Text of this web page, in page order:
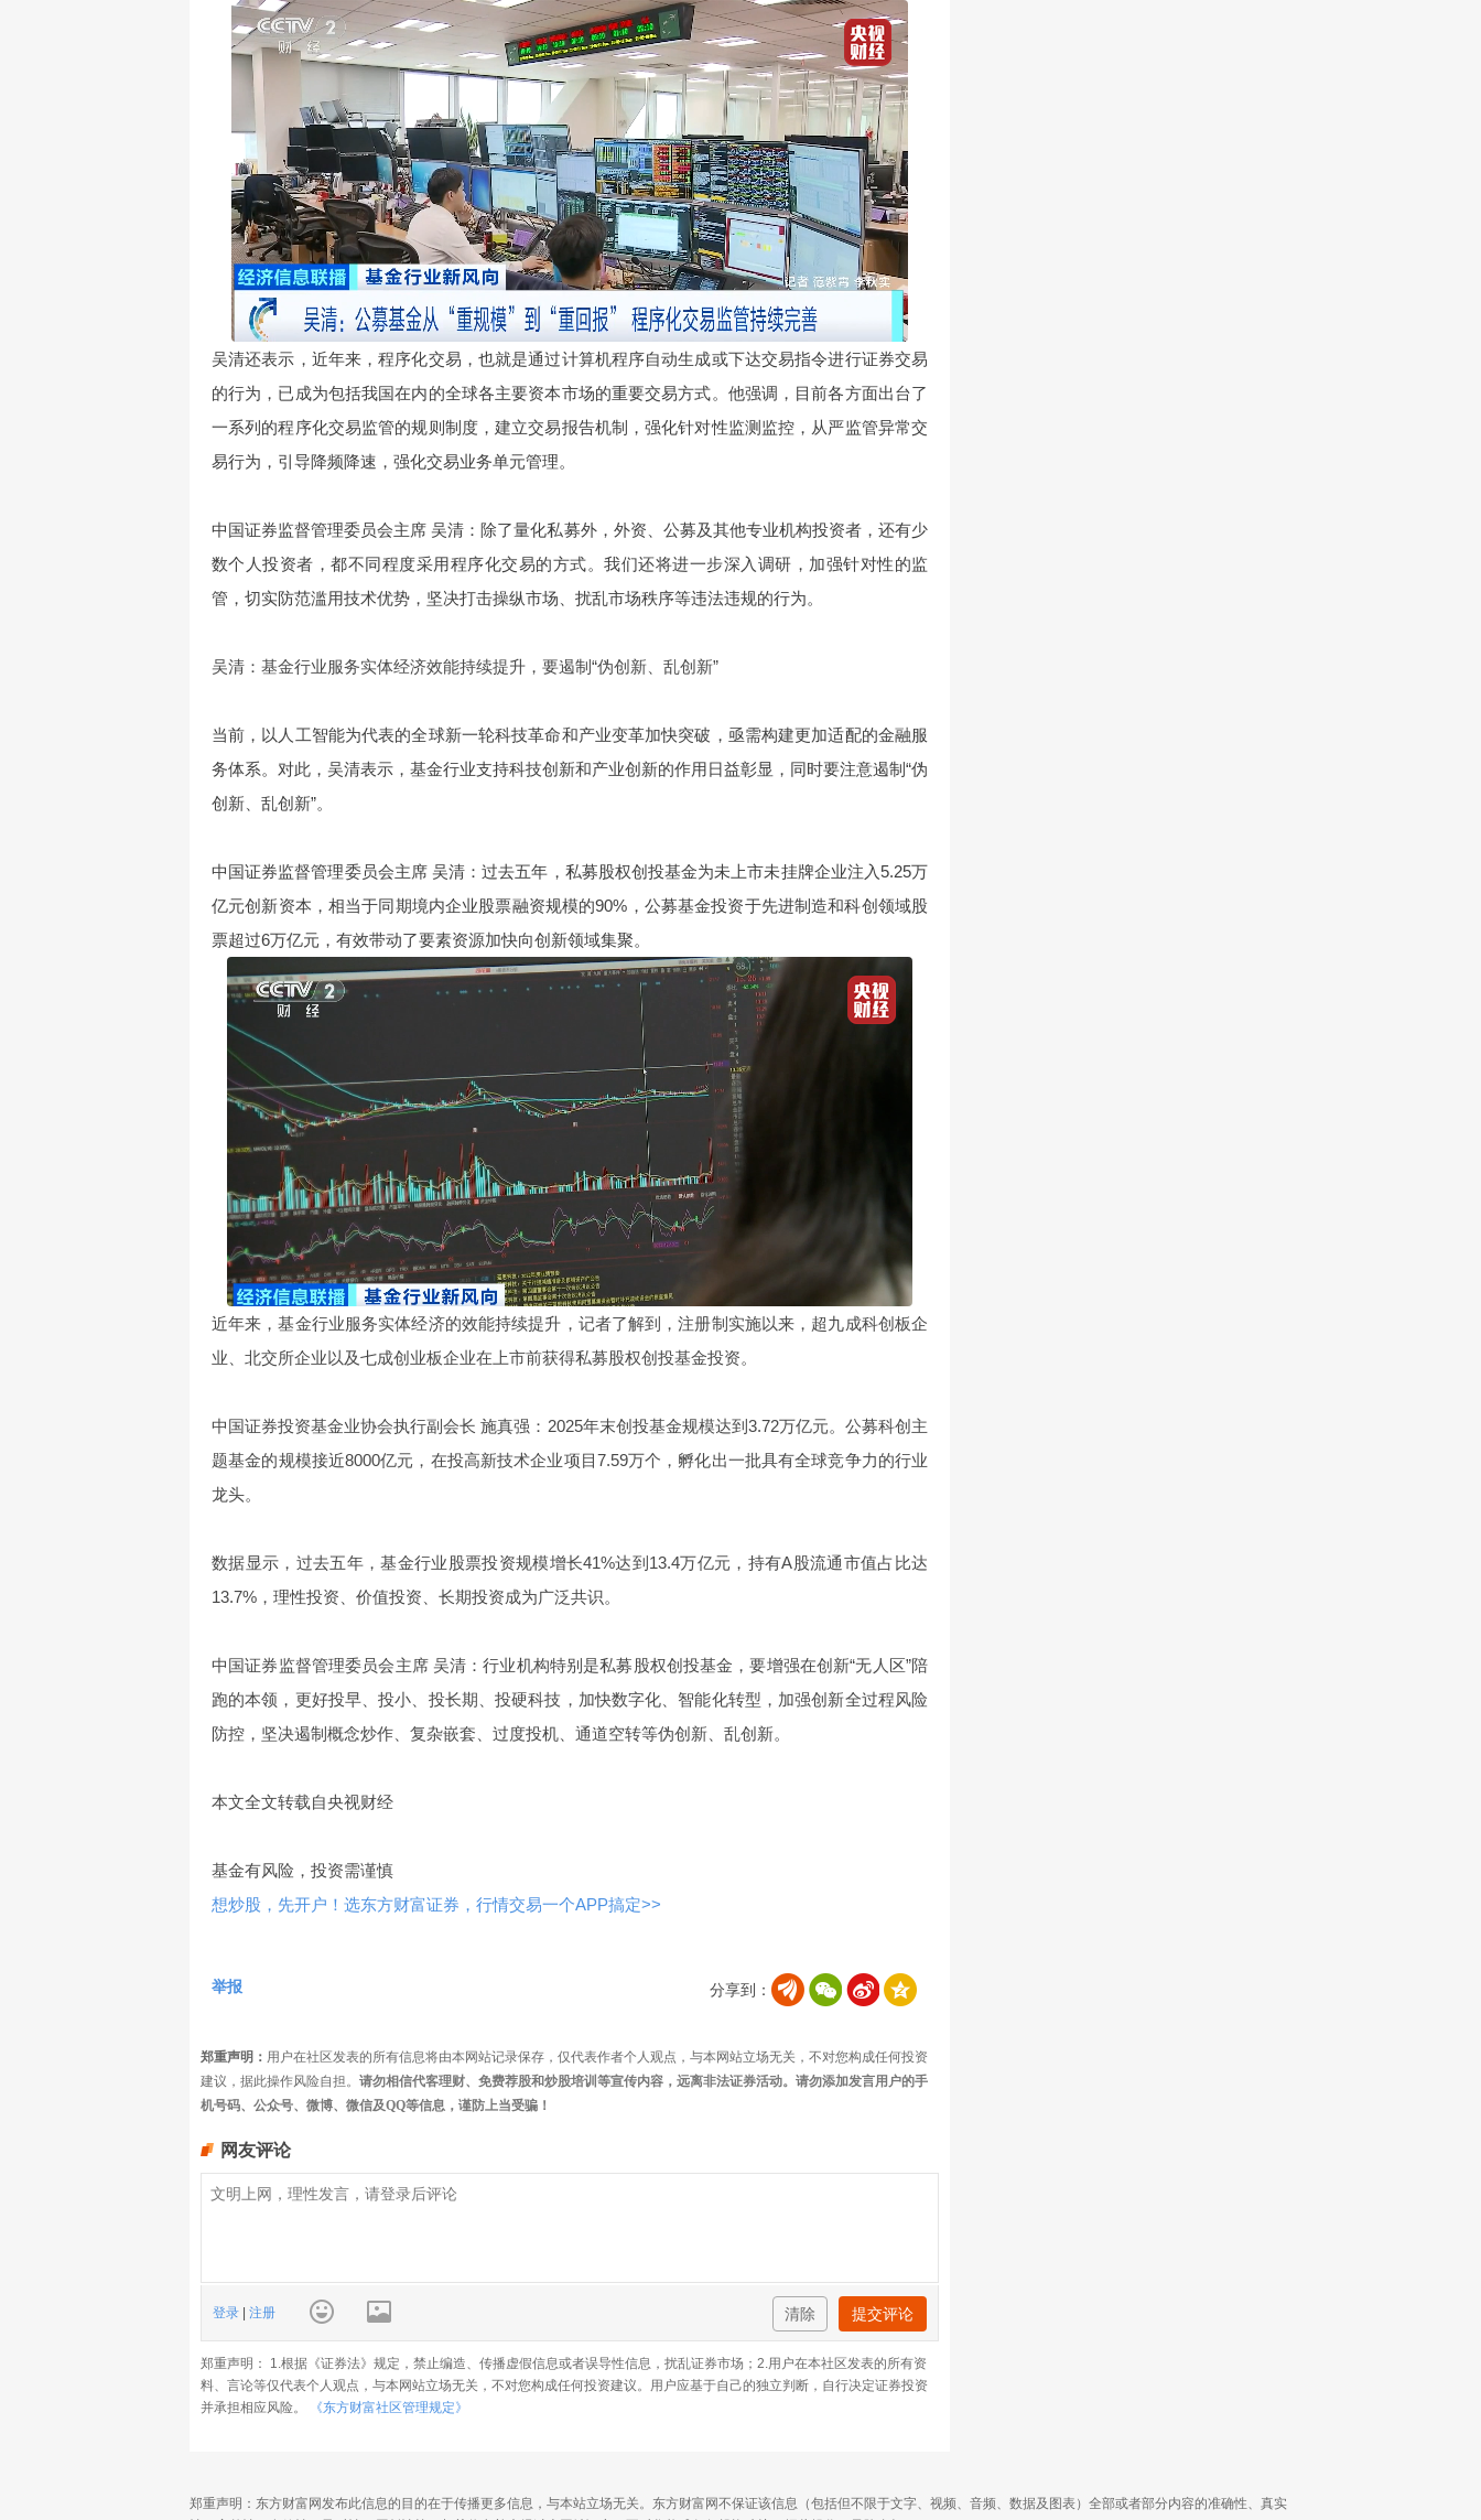
吴清还表示，近年来，程序化交易，也就是通过计算机程序自动生成或下达交易指令进行证券交易
的行为，已成为包括我国在内的全球各主要资本市场的重要交易方式。他强调，目前各方面出台了
一系列的程序化交易监管的规则制度，建立交易报告机制，强化针对性监测监控，从严监管异常交
易行为，引导降频降速，强化交易业务单元管理。
中国证券监督管理委员会主席 吴清：除了量化私募外，外资、公募及其他专业机构投资者，还有少
数个人投资者，都不同程度采用程序化交易的方式。我们还将进一步深入调研，加强针对性的监
管，切实防范滥用技术优势，坚决打击操纵市场、扰乱市场秩序等违法违规的行为。
吴清：基金行业服务实体经济效能持续提升，要遏制“伪创新、乱创新”
当前，以人工智能为代表的全球新一轮科技革命和产业变革加快突破，亟需构建更加适配的金融服
务体系。对此，吴清表示，基金行业支持科技创新和产业创新的作用日益彰显，同时要注意遏制“伪
创新、乱创新”。
中国证券监督管理委员会主席 吴清：过去五年，私募股权创投基金为未上市未挂牌企业注入5.25万
亿元创新资本，相当于同期境内企业股票融资规模的90%，公募基金投资于先进制造和科创领域股
票超过6万亿元，有效带动了要素资源加快向创新领域集聚。
近年来，基金行业服务实体经济的效能持续提升，记者了解到，注册制实施以来，超九成科创板企
业、北交所企业以及七成创业板企业在上市前获得私募股权创投基金投资。
中国证券投资基金业协会执行副会长 施真强：2025年末创投基金规模达到3.72万亿元。公募科创主
题基金的规模接近8000亿元，在投高新技术企业项目7.59万个，孵化出一批具有全球竞争力的行业
龙头。
数据显示，过去五年，基金行业股票投资规模增长41%达到13.4万亿元，持有A股流通市值占比达
13.7%，理性投资、价值投资、长期投资成为广泛共识。
中国证券监督管理委员会主席 吴清：行业机构特别是私募股权创投基金，要增强在创新“无人区”陪
跑的本领，更好投早、投小、投长期、投硬科技，加快数字化、智能化转型，加强创新全过程风险
防控，坚决遏制概念炒作、复杂嵌套、过度投机、通道空转等伪创新、乱创新。
本文全文转载自央视财经
基金有风险，投资需谨慎
想炒股，先开户！选东方财富证券，行情交易一个APP搞定>>
分享到：
举报
郑重声明： 用户在社区发表的所有信息将由本网站记录保存，仅代表作者个人观点，与本网站立场无关，不对您构成任何投资
建议，据此操作风险自担。 请勿相信代客理财、免费荐股和炒股培训等宣传内容，远离非法证券活动。请勿添加发言用户的手
机号码、公众号、微博、微信及QQ等信息，谨防上当受骗！
网友评论
登录 注册 清除 提交评论
郑重声明： 1.根据《证券法》规定，禁止编造、传播虚假信息或者误导性信息，扰乱证券市场；2.用户在本社区发表的所有资
料、言论等仅代表个人观点，与本网站立场无关，不对您构成任何投资建议。用户应基于自己的独立判断，自行决定证券投资
并承担相应风险。
《东方财富社区管理规定》
郑重声明：东方财富网发布此信息的目的在于传播更多信息，与本站立场无关。东方财富网不保证该信息（包括但不限于文字、视频、音频、数据及图表）全部或者部分内容的准确性、真实